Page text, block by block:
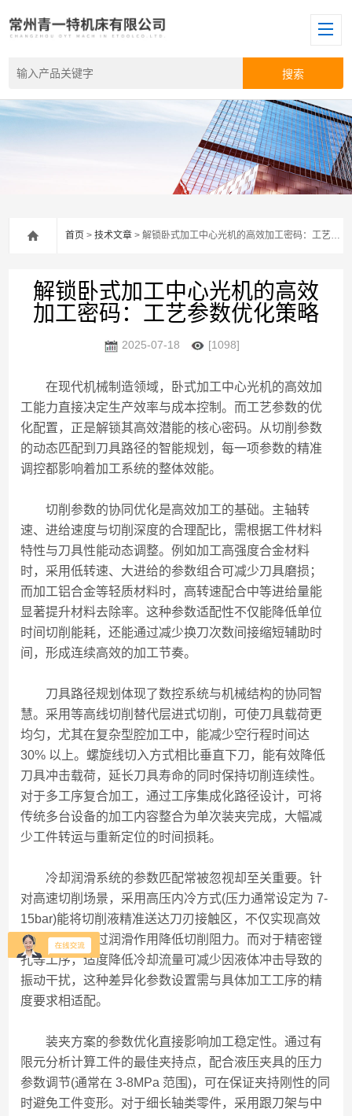
首页 >技术文章 > 解锁卧式加工中心光机的高效加工密码：工艺参数优化策略
解锁卧式加工中心光机的高效
加工密码：工艺参数优化策略
2025-07-18 [1098]
在现代机械制造领域，卧式加工中心光机的高效加
工能力直接决定生产效率与成本控制。而工艺参数的优
化配置，正是解锁其高效潜能的核心密码。从切削参数
的动态匹配到刀具路径的智能规划，每一项参数的精准
调控都影响着加工系统的整体效能。
切削参数的协同优化是高效加工的基础。主轴转
速、进给速度与切削深度的合理配比，需根据工件材料
特性与刀具性能动态调整。例如加工高强度合金材料
时，采用低转速、大进给的参数组合可减少刀具磨损；
而加工铝合金等轻质材料时，高转速配合中等进给量能
显著提升材料去除率。这种参数适配性不仅能降低单位
时间切削能耗，还能通过减少换刀次数间接缩短辅助时
间，形成连续高效的加工节奏。
刀具路径规划体现了数控系统与机械结构的协同智
慧。采用等高线切削替代层进式切削，可使刀具载荷更
均匀，尤其在复杂型腔加工中，能减少空行程时间达
30% 以上。螺旋线切入方式相比垂直下刀，能有效降低
刀具冲击载荷，延长刀具寿命的同时保持切削连续性。
对于多工序复合加工，通过工序集成化路径设计，可将
传统多台设备的加工内容整合为单次装夹完成，大幅减
少工件转运与重新定位的时间损耗。
冷却润滑系统的参数匹配常被忽视却至关重要。针
对高速切削场景，采用高压内冷方式(压力通常设定为 7-
15bar)能将切削液精准送达刀刃接触区，不仅实现高效
降温，更能通过润滑作用降低切削阻力。而对于精密镗
孔等工序，适度降低冷却流量可减少因液体冲击导致的
振动干扰，这种差异化参数设置需与具体加工工序的精
度要求相适配。
装夹方案的参数优化直接影响加工稳定性。通过有
限元分析计算工件的最佳夹持点，配合液压夹具的压力
参数调节(通常在 3-8MPa 范围)，可在保证夹持刚性的同
时避免工件变形。对于细长轴类零件，采用跟刀架与中